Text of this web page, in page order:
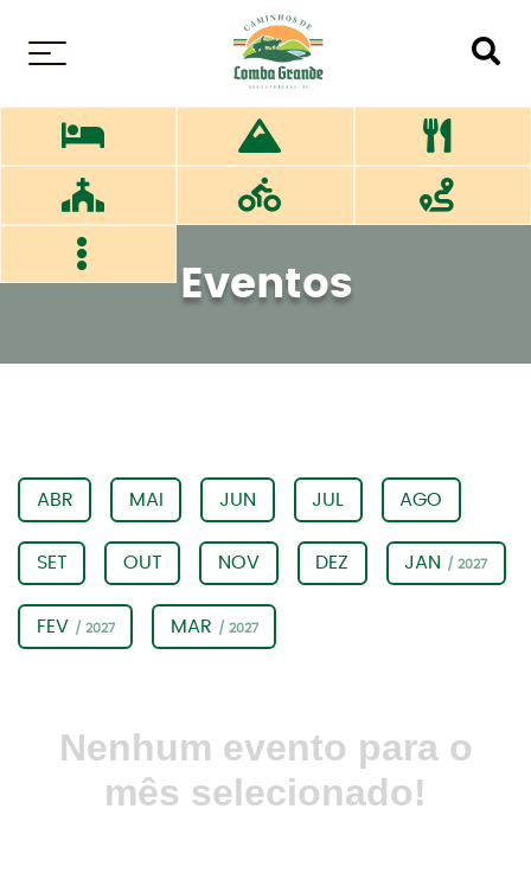
Eventos
ABR MAI JUN JUL AGO
SET OUT NOV DEZ JAN / 2027
FEV / 2027 MAR / 2027
Nenhum evento para o
mês selecionado!